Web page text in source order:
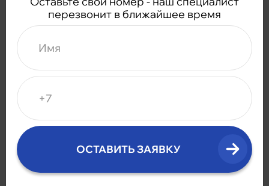
Нажимая на кнопку, вы соглашаетесь на обработку
персональных данных в соответствии с
политикой
конфиденциальности.
перезвонит в ближайшее время